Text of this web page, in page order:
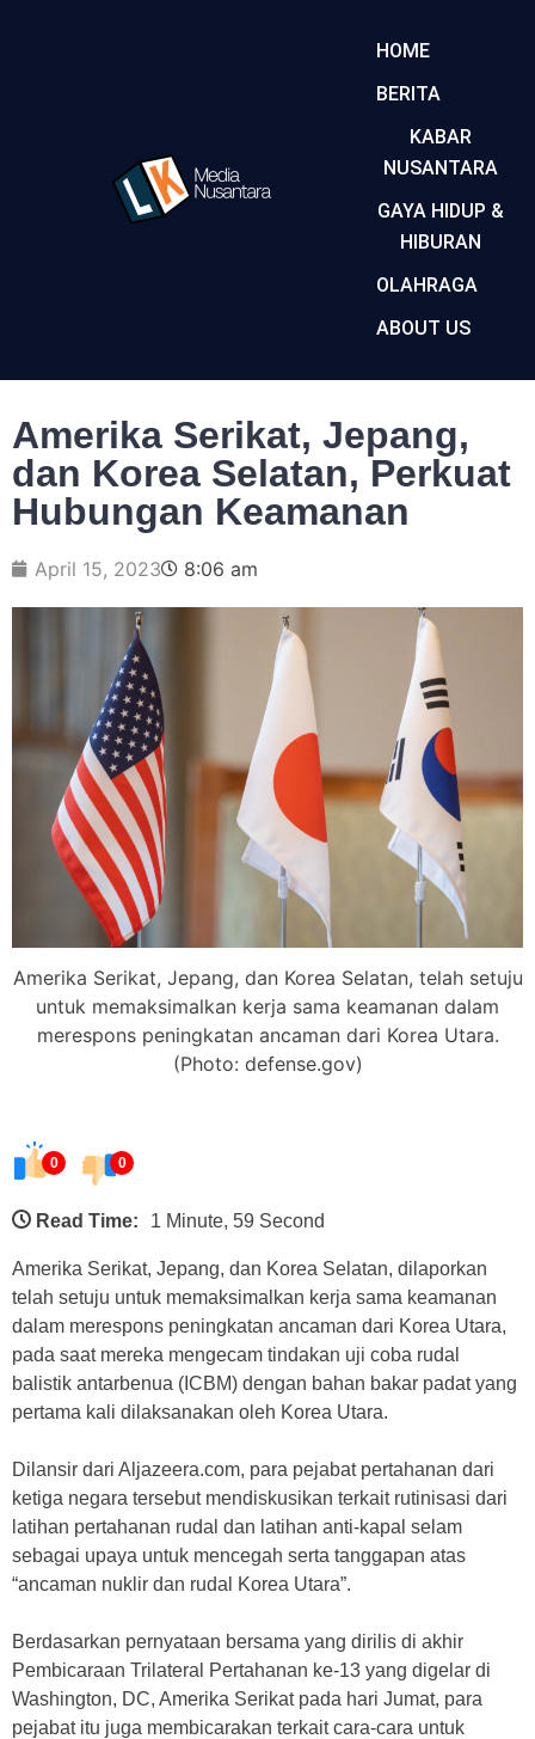
HOME
BERITA
KABAR
NUSANTARA
GAYA HIDUP &
HIBURAN
OLAHRAGA
ABOUT US
Amerika Serikat, Jepang,
dan Korea Selatan, Perkuat
Hubungan Keamanan
April 15, 2023 8:06 am
Amerika Serikat, Jepang, dan Korea Selatan, telah setuju
untuk memaksimalkan kerja sama keamanan dalam
merespons peningkatan ancaman dari Korea Utara.
(Photo: defense.gov)
0 0
Read Time: 1 Minute, 59 Second
Amerika Serikat, Jepang, dan Korea Selatan, dilaporkan
telah setuju untuk memaksimalkan kerja sama keamanan
dalam merespons peningkatan ancaman dari Korea Utara,
pada saat mereka mengecam tindakan uji coba rudal
balistik antarbenua (ICBM) dengan bahan bakar padat yang
pertama kali dilaksanakan oleh Korea Utara.
Dilansir dari Aljazeera.com, para pejabat pertahanan dari
ketiga negara tersebut mendiskusikan terkait rutinisasi dari
latihan pertahanan rudal dan latihan anti-kapal selam
sebagai upaya untuk mencegah serta tanggapan atas
“ancaman nuklir dan rudal Korea Utara”.
Berdasarkan pernyataan bersama yang dirilis di akhir
Pembicaraan Trilateral Pertahanan ke-13 yang digelar di
Washington, DC, Amerika Serikat pada hari Jumat, para
pejabat itu juga membicarakan terkait cara-cara untuk